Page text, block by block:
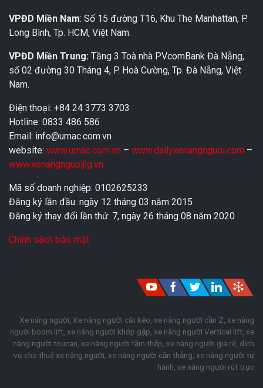
VPĐD Miền Nam: Số 15 đường T16, Khu The Manhattan, P.
Long Bình, Tp. HCM, Việt Nam.
VPĐD Miền Trung: Tầng 3 Toà nhà PVcomBank Đà Nẵng,
số 02 đường 30 Tháng 4, P. Hoà Cường, Tp. Đà Nẵng, Việt
Nam.
Điện thoại: +84 24 3773 3703
Hotline: 0833 486 586
Email: info@umac.com.vn
website: www.umac.com.vn – www.dailyxenangnguoi.com –
www.xenangnguoijlg.vn
Mã số doanh nghiệp: 0102625233
Đăng ký lần đầu: ngày 12 tháng 03 năm 2015
Đăng ký thay đổi lần thứ: 7, ngày 26 tháng 08 năm 2020
Chính sách bảo mật
Xe nâng người, Xe nâng người cắt kéo, xe nâng người cần Z, xe nâng
người boom lift, xe nâng người khớp gập, xe nâng người Vertical lift, xe
nâng người toucan, xe nâng người tầm thấp, xe nâng người giá rẻ, dịch
vụ cho thuê xe nâng người, xe nâng người cần thẳng, xe nâng người tự
hành, xe nâng người rút trục